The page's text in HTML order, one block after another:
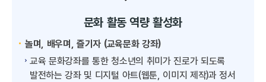
문화 활동 역량 활성화
놀며, 배우며, 즐기자 (교육문화 강좌)
교육 문화강좌를 통한 청소년의 취미가 진로가 되도록
발전하는 강좌 및 디지털 아트(웹툰, 이미지 제작)과 정서